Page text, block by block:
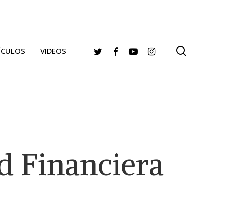
VIDEOS TWITTERFACEBOOKYOUTUBEINSTAGRAM
Financiera